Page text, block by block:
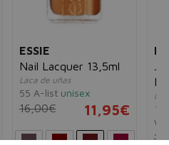
ESSIE
Nail Lacquer 13,5ml
Laca de uñas
55 A-list unisex
16,00€ 11,95€